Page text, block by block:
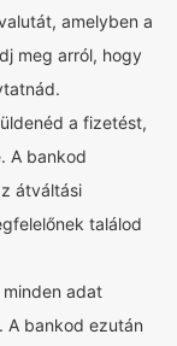
amelyben a
meg arról, hogy
a fizetést,
A bankod
átváltási
találod
minden adat
A bankod ezután